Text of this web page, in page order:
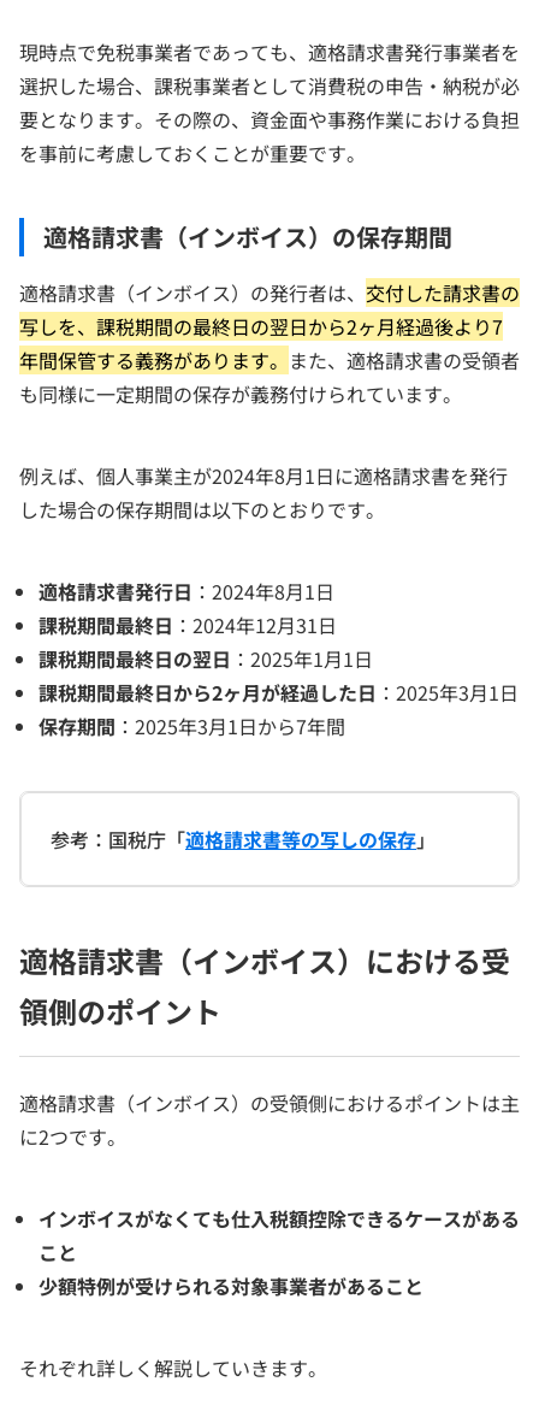
現時点で免税事業者であっても、適格請求書発行事業者を
選択した場合、課税事業者として消費税の申告・納税が必
要となります。その際の、資金面や事務作業における負担
を事前に考慮しておくことが重要です。
適格請求書（インボイス）の保存期間
適格請求書（インボイス）の発行者は、 交付した請求書の
写しを、課税期間の最終日の翌日から2ヶ月経過後より7
年間保管する義務があります。 また、適格請求書の受領者
も同様に一定期間の保存が義務付けられています。
例えば、個人事業主が2024年8月1日に適格請求書を発行
した場合の保存期間は以下のとおりです。
適格請求書発行日 ：2024年8月1日
課税期間最終日 ：2024年12月31日
課税期間最終日の翌日 ：2025年1月1日
課税期間最終日から2ヶ月が経過した日 ：2025年3月1日
保存期間 ：2025年3月1日から7年間
参考：国税庁「適格請求書等の写しの保存」
適格請求書（インボイス）における受
領側のポイント
適格請求書（インボイス）の受領側におけるポイントは主
に2つです。
インボイスがなくても仕入税額控除できるケースがある
こと
少額特例が受けられる対象事業者があること
それぞれ詳しく解説していきます。